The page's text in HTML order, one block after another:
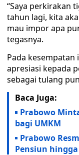
“Saya perkirakan
tahun lagi, kita
mau impor apa
tegasnya.
Pada
apresiasi kepada
sebagai tulang
Baca Juga:
Prabowo
bagi UMKM
Prabowo
Pensiun